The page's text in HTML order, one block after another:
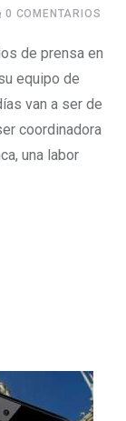
0 COMENTARIOS
de prensa en
equipo de
van a ser de
coordinadora
una labor